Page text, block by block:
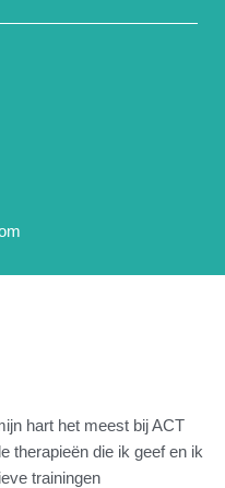
hart het meest bij ACT
therapieën die ik geef en ik
trainingen